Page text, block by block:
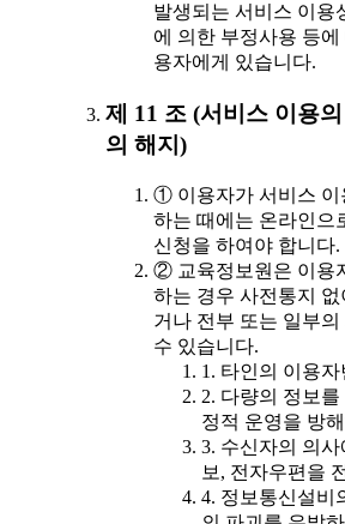
발생되는 서비스 이용
에 의한 부정사용 등에
용자에게 있습니다.
제 11 조 (서비스 이용
의 해지)
① 이용자가 서비스 이
하는 때에는 온라인으
신청을 하여야 합니다.
② 교육정보원은 이용
하는 경우 사전통지
거나 전부 또는 일부
수 있습니다.
1. 타인의 이용
2. 다량의 정보
정적 운영을 방
3. 수신자의 의
보, 전자우편을
4. 정보통신설비